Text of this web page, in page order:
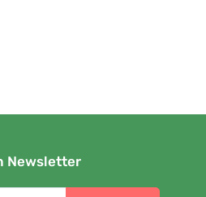
Newsletter